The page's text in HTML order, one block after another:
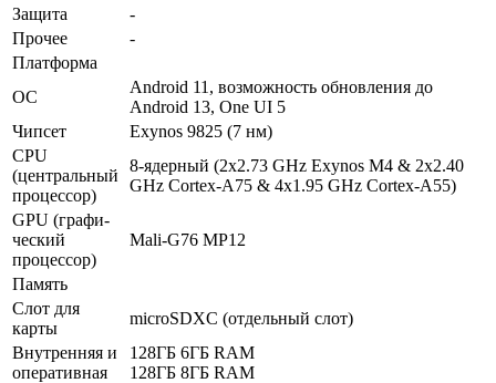
Защита
-
Прочее
-
Платформа
ОС
Android 11, возможность обновления до
Android 13, One UI 5
Чипсет
Exynos 9825 (7 нм)
CPU
(централь­ный
процес­сор)
8-ядерный (2x2.73 GHz Exynos M4 & 2x2.40
GHz Cortex-A75 & 4x1.95 GHz Cortex-A55)
GPU (графи­
ческий
процес­сор)
Mali-G76 MP12
Память
Слот для
карты
microSDXC (отдельный слот)
Внутрен­няя и
опера­тивная
128ГБ 6ГБ RAM
128ГБ 8ГБ RAM